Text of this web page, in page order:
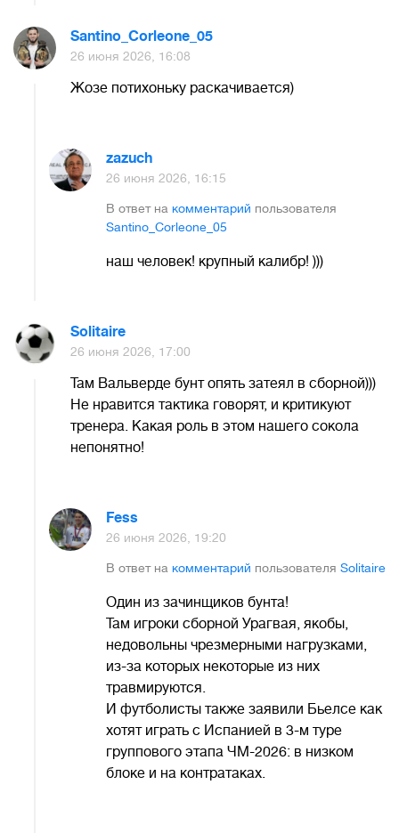
Santino_Corleone_05
26 июня 2026, 16:08
Жозе потихоньку раскачивается)
zazuch
26 июня 2026, 16:15
В ответ на комментарий пользователя
Santino_Corleone_05
наш человек! крупный калибр! )))
Solitaire
26 июня 2026, 17:00
Там Вальверде бунт опять затеял в сборной)))
Не нравится тактика говорят, и критикуют
тренера. Какая роль в этом нашего сокола
непонятно!
Fess
26 июня 2026, 19:20
В ответ на комментарий пользователя Solitaire
Один из зачинщиков бунта!
Там игроки сборной Урагвая, якобы,
недовольны чрезмерными нагрузками,
из-за которых некоторые из них
травмируются.
И футболисты также заявили Бьелсе как
хотят играть с Испанией в 3-м туре
группового этапа ЧМ-2026: в низком
блоке и на контратаках.